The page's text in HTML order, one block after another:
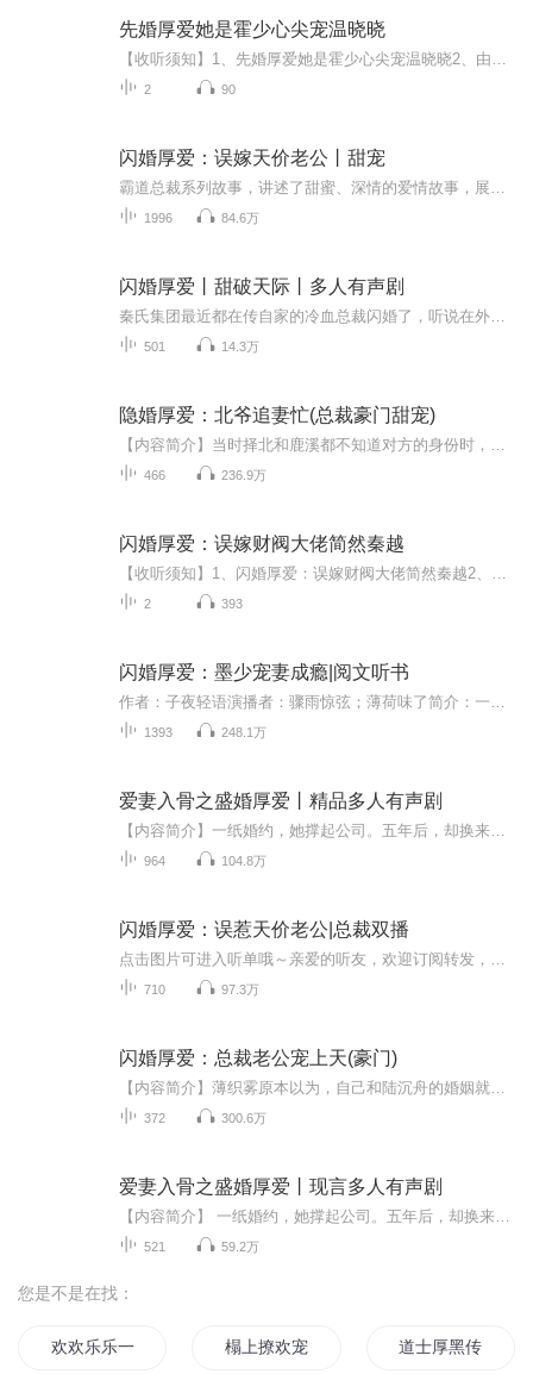
先婚厚爱她是霍少心尖宠温晓晓
2 90
闪婚厚爱：误嫁天价老公丨甜宠
1996 84.6万
闪婚厚爱丨甜破天际丨多人有声剧
501 14.3万
隐婚厚爱：北爷追妻忙(总裁豪门甜宠)
466 236.9万
闪婚厚爱：误嫁财阀大佬简然秦越
2 393
闪婚厚爱：墨少宠妻成瘾|阅文听书
1393 248.1万
爱妻入骨之盛婚厚爱丨精品多人有声剧
964 104.8万
闪婚厚爱：误惹天价老公|总裁双播
710 97.3万
闪婚厚爱：总裁老公宠上天(豪门)
372 300.6万
爱妻入骨之盛婚厚爱丨现言多人有声剧
521 59.2万
您是不是在找：
欢欢乐乐一家人 榻上撩欢宠妃别乱动 道士厚黑传